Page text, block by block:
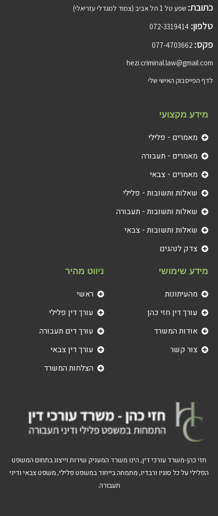
חזי כהן-משרד עורכי דין, הינו משרד המעניק שירות וייצוג בתחום המשפט
הפלילי על כל סוגיו ורבדיו, מתמחה בייחוד במשפט פלילי, משפט צבאי ודיני
תעבורה.
ניווט מהיר
ראשי
עורך דין פלילי
עורך דים תעבורה
עורך דין צבאי
הצלחות המשרד
מידע שימושי
מהעיתונות
עורך דין חזי כהן
אודות המשרד
צור קשר
מידע מקצועי
מאמרים - פלילי
מאמרים - תעבורה
מאמרים - צבאי
שאלות ותשובות - פלילי
שאלות ותשובות - תעבורה
שאלות ותשובות - צבאי
צדק לנהגים
כתובת: שפע טל 1 תל אביב (צמוד למגדלי עזריאלי)
טלפון: 072-3319414
פקס:
hezi.criminal.law@gmail.com
לדף הפייסבוק האישי שלי